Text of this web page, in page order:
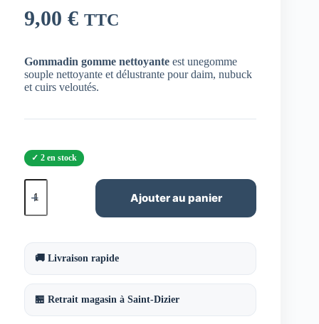
9,00 € TTC
Gommadin gomme nettoyante est unegomme
souple nettoyante et délustrante pour daim, nubuck
et cuirs veloutés.
2 en stock
quantité
de
pour
daim
et
Ajouter au panier
🚚 Livraison rapide
🏪 Retrait magasin à Saint-Dizier